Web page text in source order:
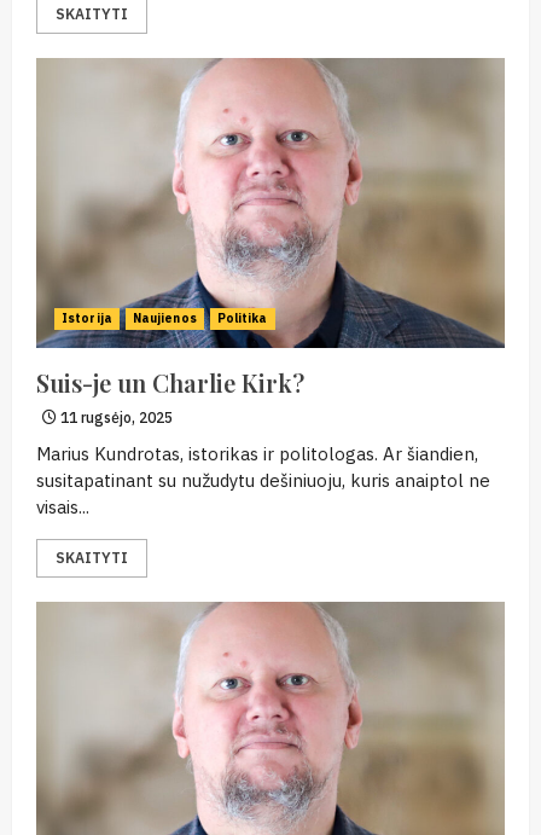
SKAITYTI
Istorija Naujienos Politika
Suis-je un Charlie Kirk?
11 rugsėjo, 2025
Marius Kundrotas, istorikas ir politologas. Ar šiandien,
susitapatinant su nužudytu dešiniuoju, kuris anaiptol ne
visais...
SKAITYTI